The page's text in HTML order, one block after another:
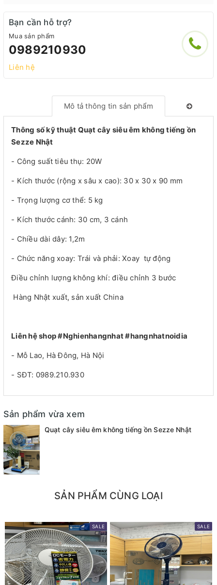
Bạn cần hỗ trợ?
Mua sản phẩm
0989210930
Liên hệ
Mô tả thông tin sản phẩm
Thông số kỹ thuật Quạt cây siêu êm không tiếng ồn
Sezze Nhật
- Công suất tiêu thụ: 20W
- Kích thước (rộng x sâu x cao): 30 x 30 x 90 mm
- Trọng lượng cơ thể: 5 kg
- Kích thước cánh: 30 cm, 3 cánh
- Chiều dài dây: 1,2m
- Chức năng xoay: Trái và phải: Xoay tự động
Điều chỉnh lượng không khí: điều chỉnh 3 bước
Hàng Nhật xuất, sản xuất China
Liên hệ shop #Nghienhangnhat #hangnhatnoidia
- Mỗ Lao, Hà Đông, Hà Nội
- SĐT: 0989.210.930
Sản phẩm vừa xem
Quạt cây siêu êm không tiếng ồn Sezze Nhật
SẢN PHẨM CÙNG LOẠI
SALE SALE